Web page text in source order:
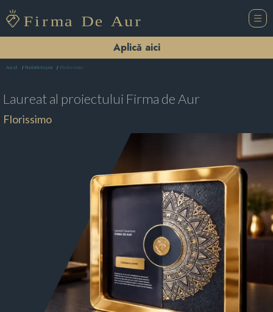
Aplică aici
Acasă Florării Botoşani Florissimo
Laureat al proiectului Firma de Aur
Florissimo